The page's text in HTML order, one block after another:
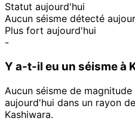
Statut aujourd'hui
Aucun séisme détecté
Plus fort aujourd'hui
-
Y a-t-il eu un séisme à
Aucun séisme de
aujourd'hui dans un rayon
Kashiwara.